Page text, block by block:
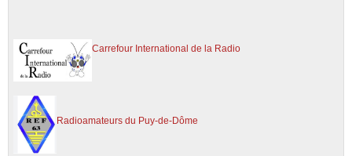
Carrefour International de la Radio
Radioamateurs du Puy-de-Dôme